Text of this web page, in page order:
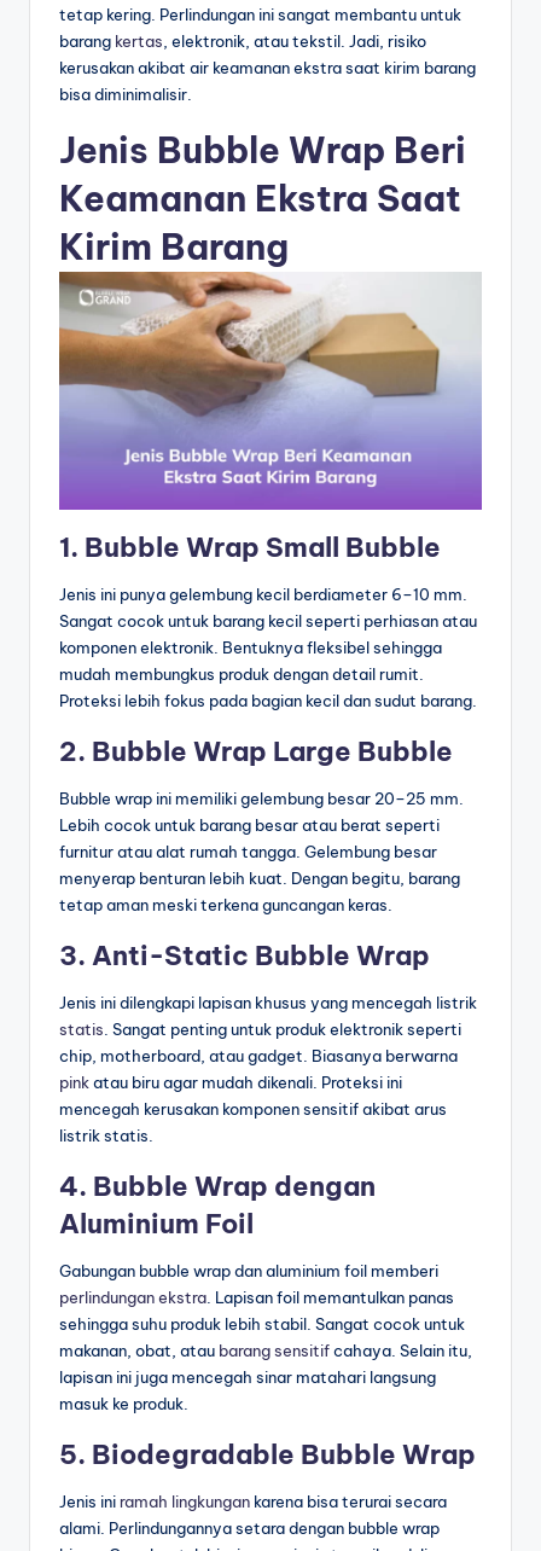
tetap kering. Perlindungan ini sangat membantu untuk
barang kertas, elektronik, atau tekstil. Jadi, risiko
kerusakan akibat air keamanan ekstra saat kirim barang
bisa diminimalisir.
Jenis Bubble Wrap Beri
Keamanan Ekstra Saat
Kirim Barang
1. Bubble Wrap Small Bubble
Jenis ini punya gelembung kecil berdiameter 6–10 mm.
Sangat cocok untuk barang kecil seperti perhiasan atau
komponen elektronik. Bentuknya fleksibel sehingga
mudah membungkus produk dengan detail rumit.
Proteksi lebih fokus pada bagian kecil dan sudut barang.
2. Bubble Wrap Large Bubble
Bubble wrap ini memiliki gelembung besar 20–25 mm.
Lebih cocok untuk barang besar atau berat seperti
furnitur atau alat rumah tangga. Gelembung besar
menyerap benturan lebih kuat. Dengan begitu, barang
tetap aman meski terkena guncangan keras.
3. Anti-Static Bubble Wrap
Jenis ini dilengkapi lapisan khusus yang mencegah listrik
statis . Sangat penting untuk produk elektronik seperti
chip, motherboard, atau gadget. Biasanya berwarna
pinkatau biru agar mudah dikenali. Proteksi ini
mencegah kerusakan komponen sensitif akibat arus
listrik statis.
4. Bubble Wrap dengan
Aluminium Foil
Gabungan bubble wrap dan aluminium foil memberi
perlindungan ekstra . Lapisan foil memantulkan panas
sehingga suhu produk lebih stabil. Sangat cocok untuk
makanan, obat, atau barang sensitifcahaya. Selain itu,
lapisan ini juga mencegah sinar matahari langsung
masuk ke produk.
5. Biodegradable Bubble Wrap
Jenis ini ramah lingkungan karena bisa terurai secara
alami. Perlindungannya setara dengan bubble wrap